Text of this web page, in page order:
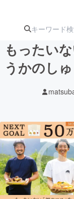
ターン
アート
テクノ
映像・
もったい
うかのし